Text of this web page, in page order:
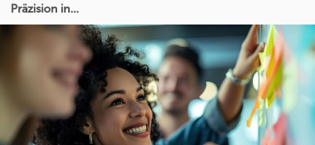
Präzision in...